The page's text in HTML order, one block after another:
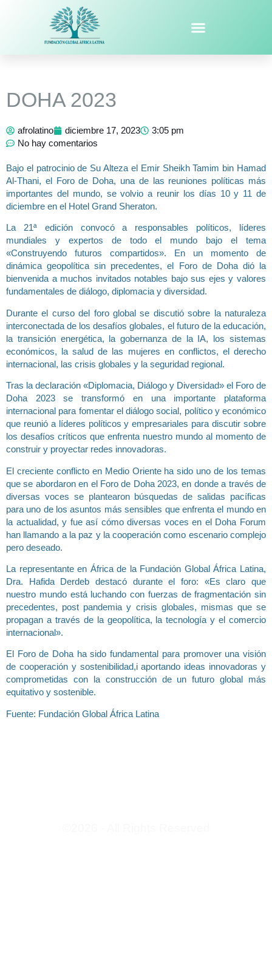
DOHA 2023
afrolatino diciembre 17, 2023
3:05 pm
No hay comentarios
Bajo el patrocinio de Su Alteza el Emir Sheikh Tamim bin Hamad
Al-Thani, el Foro de Doha, una de las reuniones políticas más
importantes del mundo, se volvio a reunir los días 10 y 11 de
diciembre en el Hotel Grand Sheraton.
La 21ª edición convocó a responsables políticos, líderes
mundiales y expertos de todo el mundo bajo el tema
«Construyendo futuros compartidos». En un momento de
dinámica geopolítica sin precedentes, el Foro de Doha dió la
bienvenida a muchos invitados notables bajo sus ejes y valores
fundamentales de diálogo, diplomacia y diversidad.
Durante el curso del foro global se discutió sobre la naturaleza
interconectada de los desafíos globales, el futuro de la educación,
la transición energética, la gobernanza de la IA, los sistemas
económicos, la salud de las mujeres en conflictos, el derecho
internacional, las crisis globales y la seguridad regional.
Tras la declaración «Diplomacia, Diálogo y Diversidad» el Foro de
Doha 2023 se transformó en una importante plataforma
internacional para fomentar el diálogo social, político y económico
que reunió a líderes políticos y empresariales para discutir sobre
los desafíos críticos que enfrenta nuestro mundo al momento de
construir y proyectar redes innovadoras.
El creciente conflicto en Medio Oriente ha sido uno de los temas
que se abordaron en el Foro de Doha 2023, en donde a través de
diversas voces se plantearon búsquedas de salidas pacíficas
para uno de los asuntos más sensibles que enfrenta el mundo en
la actualidad, y fue así cómo diversas voces en el Doha Forum
han llamando a la paz y la cooperación como escenario complejo
pero deseado.
La representante en África de la Fundación Global África Latina,
Dra. Hafida Derdeb destacó durante el foro: «Es claro que
nuestro mundo está luchando con fuerzas de fragmentación sin
precedentes, post pandemia y crisis globales, mismas que se
propagan a través de la geopolítica, la tecnología y el comercio
internacional».
El Foro de Doha ha sido fundamental para promover una visión
de cooperación y sostenibilidad,i aportando ideas innovadoras y
comprometidas con la construcción de un futuro global más
equitativo y sostenible.
Fuente: Fundación Global África Latina